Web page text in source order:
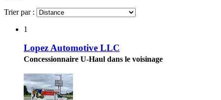
Trier par :
1
Lopez Automotive LLC
Concessionnaire U-Haul dans le voisinage